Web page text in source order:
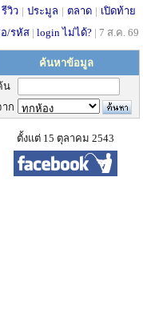
รีวิว | ประมูล | ตลาด | เปิดท้าย
/รหัส | login ไม่ได้? | 7 ส.ค. 69
ค้นหาข้อมูล
น
าก
ตั้งแต่ 15 ตุลาคม 2543